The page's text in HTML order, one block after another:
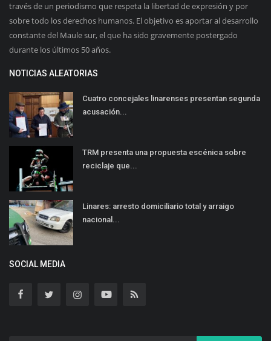
través de un periodismo que respeta la libertad de expresión y por
sobre todo los derechos humanos. El objetivo es aportar al desarrollo
constante del Maule sur, el que ha sido gravemente postergado
durante los últimos 50 años.
NOTICIAS ALEATORIAS
Cuatro concejales linarenses presentan segunda
acusación...
TRM presenta una propuesta escénica sobre
reciclaje que...
Linares: arresto domiciliario total y arraigo
nacional...
SOCIAL MEDIA